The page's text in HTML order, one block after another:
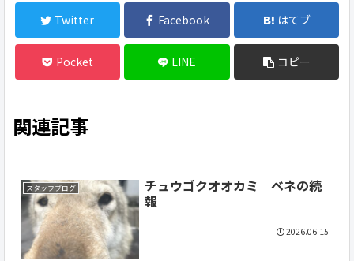
Twitter Facebook はてブ
Pocket LINE コピー
関連記事
スタッフブログ
チュウゴクオオカミ ベネの続
報
2026.06.15